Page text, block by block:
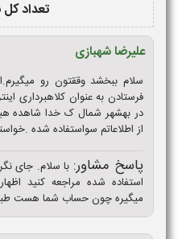
تعداد کل
علیرضا شهبازی
سلام ببخشد وققتون رو
فرستادن به عنوان کلاهبرداری
در بهشهر شمال ک خدا شاهده
از اطلاعاتم سواستفاده شده
پاسخ مشاور: با سلام. جای
استفاده شده مراجعه کنید
میگیره چون حساب شما هست